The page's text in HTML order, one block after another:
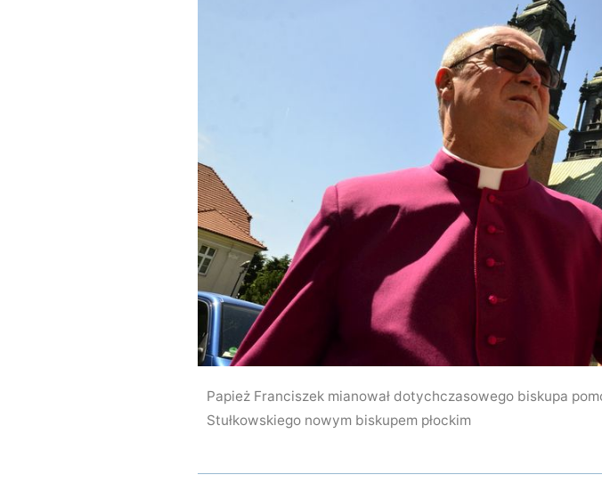
Papież Franciszek mianował dotychczasowego biskupa
Stułkowskiego nowym biskupem płockim